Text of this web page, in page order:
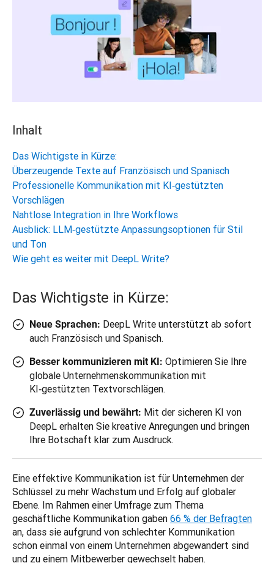
Inhalt
Das Wichtigste in Kürze:
Überzeugende Texte auf Französisch und Spanisch
Professionelle Kommunikation mit KI‑gestützten
Vorschlägen
Nahtlose Integration in Ihre Workflows
Ausblick: LLM‑gestützte Anpassungsoptionen für Stil
und Ton
Wie geht es weiter mit DeepL Write?
Das Wichtigste in Kürze:
Neue Sprachen: DeepL Write unterstützt ab sofort
auch Französisch und Spanisch.
Besser kommunizieren mit KI: Optimieren Sie Ihre
globale Unternehmenskommunikation mit
KI‑gestützten Textvorschlägen.
Zuverlässig und bewährt: Mit der sicheren KI von
DeepL erhalten Sie kreative Anregungen und bringen
Ihre Botschaft klar zum Ausdruck.
Eine effektive Kommunikation ist für Unternehmen der
Schlüssel zu mehr Wachstum und Erfolg auf globaler
Ebene. Im Rahmen einer Umfrage zum Thema
geschäftliche Kommunikation gaben 66 % der Befragten
an, dass sie aufgrund von schlechter Kommunikation
schon einmal von einem Unternehmen abgewandert sind
und zu einem Mitbewerber gewechselt haben.